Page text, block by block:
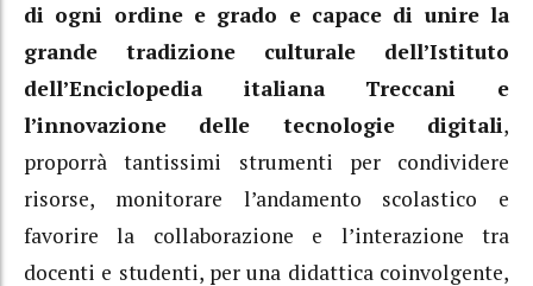
di ogni ordine e grado e capace di unire la
grande tradizione culturale dell’Istituto
dell’Enciclopedia italiana Treccani e
l’innovazione delle tecnologie digitali,
proporrà tantissimi strumenti per condividere
risorse, monitorare l’andamento scolastico e
favorire la collaborazione e l’interazione tra
docenti e studenti, per una didattica coinvolgente,